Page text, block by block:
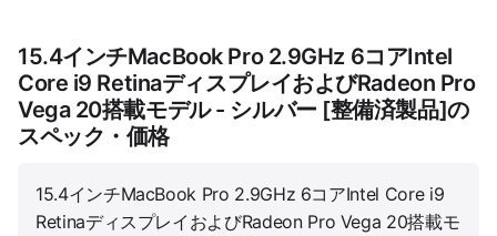
15.4インチMacBook Pro 2.9GHz 6コアIntel
Core i9 RetinaディスプレイおよびRadeon Pro
Vega 20搭載モデル - シルバー [整備済製品]の
スペック・価格
15.4インチMacBook Pro 2.9GHz 6コアIntel Core i9
RetinaディスプレイおよびRadeon Pro Vega 20搭載モ